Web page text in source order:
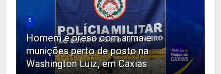
5
Homem é preso com arma e
munições perto de posto na
Washington Luiz, em Caxias